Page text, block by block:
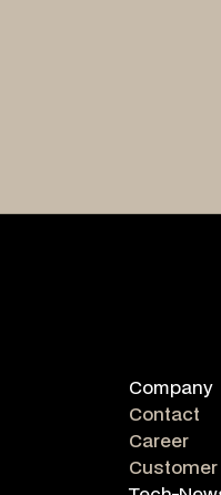
Company
Contact
Career
Customer